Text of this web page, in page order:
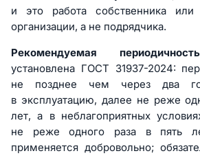
и это работа собственника или
организации, а не подрядчика.
Рекомендуемая
установлена ГОСТ 31937-2024:
не позднее чем через два
в эксплуатацию, далее не реже
лет, а в неблагоприятных
не реже одного раза в пять
применяется добровольно;